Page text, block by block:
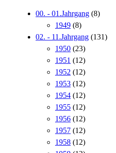
00. - 01.Jahrgang (8)
1949 (8)
02. - 11.Jahrgang (131)
1950 (23)
1951 (12)
1952 (12)
1953 (12)
1954 (12)
1955 (12)
1956 (12)
1957 (12)
1958 (12)